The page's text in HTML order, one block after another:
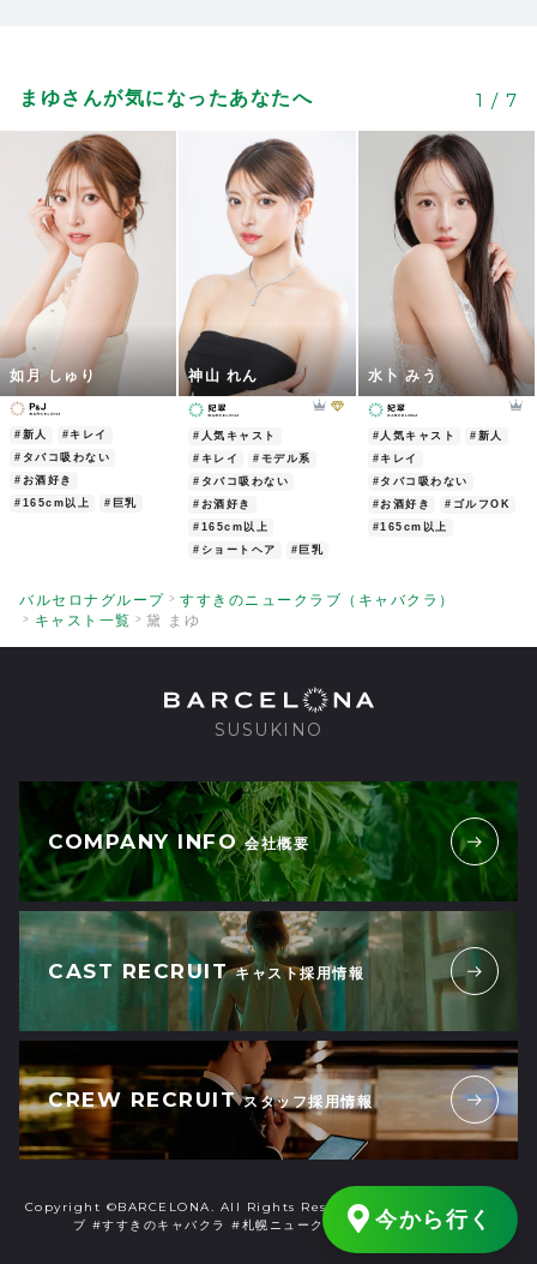
今から行く
まゆさんが気になったあなたへ 1 / 7
如月 しゅり
#新人
#キレイ
#タバコ吸わない
#お酒好き
#165cm以上
#巨乳
神山 れん
#人気キャスト
#キレイ
#モデル系
#タバコ吸わない
#お酒好き
#165cm以上
#ショートヘア
#巨乳
水卜 みう
#人気キャスト
#新人
#キレイ
#タバコ吸わない
#お酒好き
#ゴルフOK
#165cm以上
バルセロナグループ
すすきのニュークラブ（キャバクラ）
キャスト一覧
黛 まゆ
SUSUKINO
COMPANY INFO 会社概要
CAST RECRUIT キャスト採用情報
CREW RECRUIT スタッフ採用情報
Copyright ©BARCELONA. All Rights Reserved. #すすきのニュークラ
ブ #すすきのキャバクラ #札幌ニュークラブ #札幌キャバクラ